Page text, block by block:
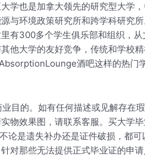
学也是加拿大领先的研究型大学
与环境政策研究所和跨学科研究
有300多个学生俱乐部和组织，
他大学的友好竞争，传统和学校
酒吧这样的热门
目的。如有任何描述或见解存在
物效果图，请联系客服。买大学
是遗失补办还是证件破损，都
那些无法提供正式毕业证的申请